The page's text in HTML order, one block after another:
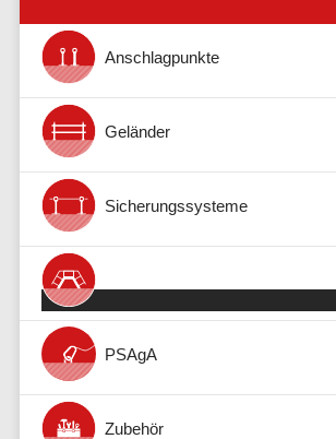
Anschlagpunkte
Geländer
Sicherungssysteme
PSAgA
Zubehör